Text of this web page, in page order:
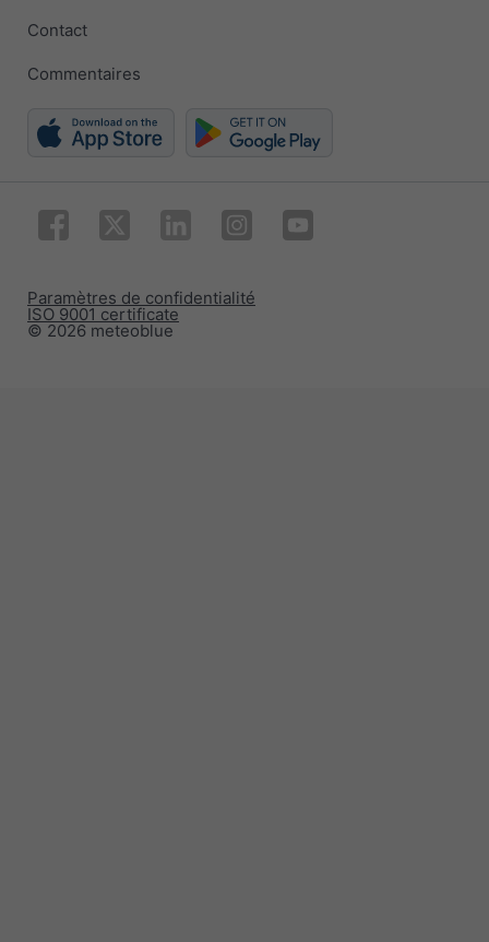
Contact
Commentaires
© 2026 meteoblue
ISO 9001 certificate
Paramètres de confidentialité